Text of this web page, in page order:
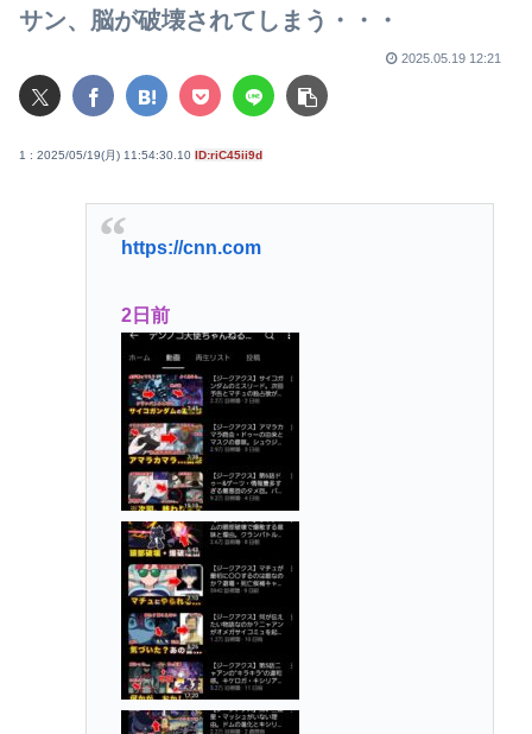
サン、脳が破壊されてしまう・・・
2025.05.19 12:21
1 : 2025/05/19(月) 11:54:30.10 ID:riC45ii9d
https://cnn.com
2日前